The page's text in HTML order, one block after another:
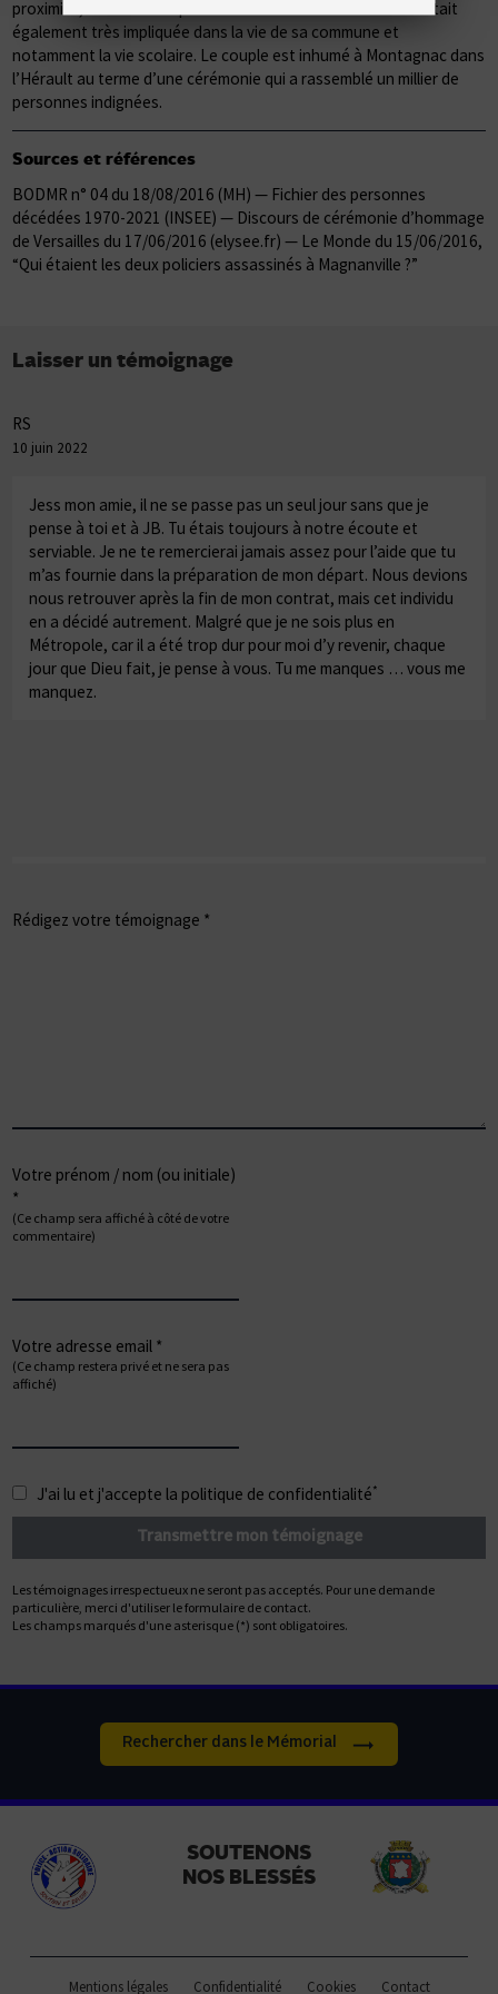
proximité, et s’illustrait par son sourire et son écoute. Elle était
également très impliquée dans la vie de sa commune et
notamment la vie scolaire. Le couple est inhumé à Montagnac dans
l’Hérault au terme d’une cérémonie qui a rassemblé un millier de
personnes indignées.
Sources et références
BODMR n° 04 du 18/08/2016 (MH) — Fichier des personnes
décédées 1970-2021 (INSEE) — Discours de cérémonie d’hommage
de Versailles du 17/06/2016 (elysee.fr) — Le Monde du 15/06/2016,
“Qui étaient les deux policiers assassinés à Magnanville ?”
Laisser un témoignage
RS
10 juin 2022
Jess mon amie, il ne se passe pas un seul jour sans que je
pense à toi et à JB. Tu étais toujours à notre écoute et
serviable. Je ne te remercierai jamais assez pour l’aide que tu
m’as fournie dans la préparation de mon départ. Nous devions
nous retrouver après la fin de mon contrat, mais cet individu
en a décidé autrement. Malgré que je ne sois plus en
Métropole, car il a été trop dur pour moi d’y revenir, chaque
jour que Dieu fait, je pense à vous. Tu me manques … vous me
manquez.
Rédigez votre témoignage *
Votre prénom / nom (ou initiale)
*
(Ce champ sera affiché à côté de votre
commentaire)
Votre adresse email *
(Ce champ restera privé et ne sera pas
affiché)
J'ai lu et j'accepte la politique de confidentialité*
Les témoignages irrespectueux ne seront pas acceptés. Pour une demande
particulière, merci d'utiliser le formulaire de contact.
Les champs marqués d'une asterisque (*) sont obligatoires.
Rechercher dans le Mémorial
SOUTENONS
NOS BLESSÉS
Mentions légales Confidentialité Cookies Contact